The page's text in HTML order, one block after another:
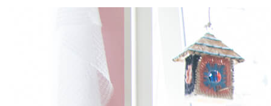
子ども部屋に一足先に春を呼び込む、スウェーデンハウス
の「mjuk（ミューク）」